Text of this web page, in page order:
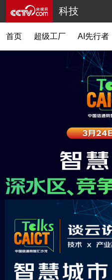
科技
首页 超级工厂 AI先行者